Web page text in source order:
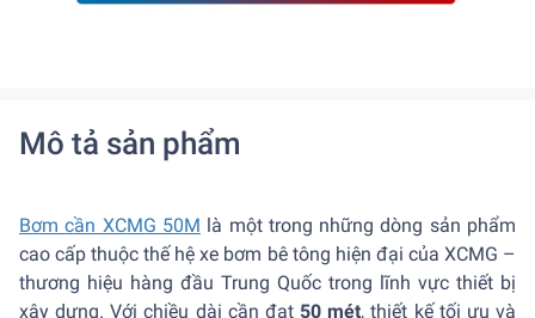
Mô tả sản phẩm
Bơm cần XCMG 50M là một trong những dòng sản phẩm
cao cấp thuộc thế hệ xe bơm bê tông hiện đại của XCMG –
thương hiệu hàng đầu Trung Quốc trong lĩnh vực thiết bị
xây dựng. Với chiều dài cần đạt 50 mét, thiết kế tối ưu và